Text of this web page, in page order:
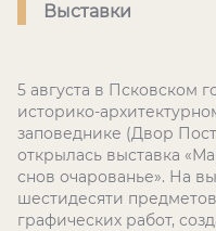
Выставки
5 августа в Псковском
историко-
заповеднике (Двор
открылась выставка
снов очарованье». На
шестидесяти
графических работ,